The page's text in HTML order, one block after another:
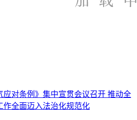
应对条例》集中宣贯会议召开 推动全
作全面迈入法治化规范化